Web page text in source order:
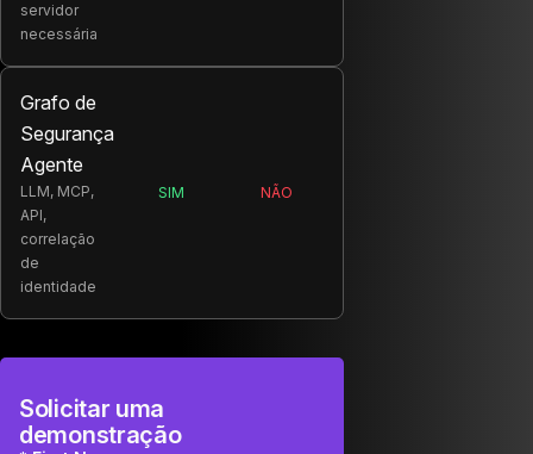
servidor
necessária
Grafo de
Segurança
Agente
LLM, MCP,
API,
correlação
de
identidade
SALT:
SIM
AKTO:
NÃO
Solicitar uma
demonstração